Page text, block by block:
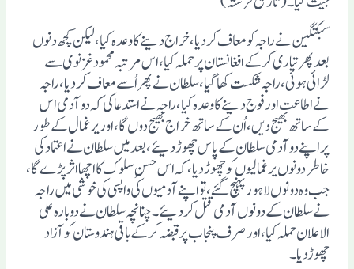
سبکتگین نے راجہ کو معاف کردیا، خراج دینے کا وعدہ کیا، لیکن کچھ دنوں
بعد پھر تیاری کرکے افغانستان پر حملہ کیا، اس مرتبہ محمود غزنوی سے
لڑائی ہوئی، راجہ شکست کھاگیا، سلطان نے پھر اُسے معاف کردیا، راجہ
نے اطاعت اور فوج دینے کا وعدہ کیا، راجہ نے استدعا کی کہ دو آدمی اس
کے ساتھ بھیج دیں، اُن کے ساتھ خراج بھیج دوں گا، اور یرغمال کے طور
پر اپنے دو آدمی سلطان کے پاس چھوڑ دیئے، بعد میں سلطان نے اعتماد کی
خاطر دونوں یرغمالیوں کو چھوڑ دیا، کہ اس حسنِ سلوک کا اچھا اثر پڑے گا،
جب وہ دونوں لاہور پہنچ گئے، تو اپنے آدمیوں کی واپسی کی خوشی میں راجہ
نے سلطان کے دونوں آدمی قتل کردیئے۔ چنانچہ سلطان نے دوبارہ علی
الاعلان حملہ کیا، اور صرف پنجاب پر قبضہ کرکے باقی ہندوستان کو آزاد
چھوڑدیا۔